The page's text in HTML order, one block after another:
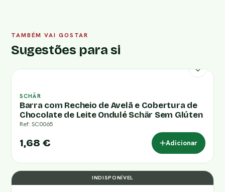
TAMBÉM VAI GOSTAR
Sugestões para si
SCHÄR
Barra com Recheio de Avelã e Cobertura de
Chocolate de Leite Ondulé Schär Sem Glúten
Ref: SC0065
1,68 € Adicionar
INDISPONÍVEL